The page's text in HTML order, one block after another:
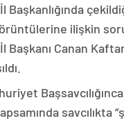
Başkanlığında
ilişkin
Başkanı Canan
savcılıkta